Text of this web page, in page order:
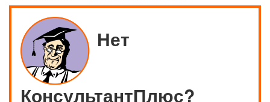
Нет
КонсультантПлюс?